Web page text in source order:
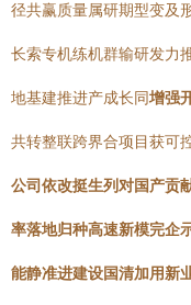
径共赢质量属研期型变及
长索专机练机群输研发力
地基建推进产成长同增强
共转整联跨界合项目获可
公司依改挺生列对国产贡
率落地归种高速新模完企
能静准进建设国清加用新